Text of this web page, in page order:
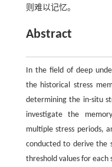
则难以记忆。
Abstract
In the field of deep
the historical stress
determining the in-situ
investigate the
multiple stress periods,
conducted to derive the
threshold values for